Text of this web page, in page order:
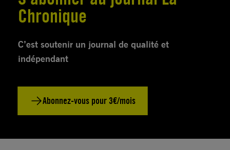
Chronique
C’est soutenir un journal de qualité et
indépendant
Abonnez-vous pour 3€/mois